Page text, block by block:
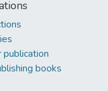
publication
books